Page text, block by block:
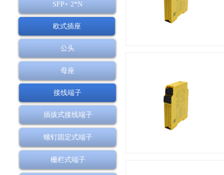
SFP+ 2*N
欧式插座
公头
母座
接线端子
插拔式接线端子
螺钉固定式端子
栅栏式端子